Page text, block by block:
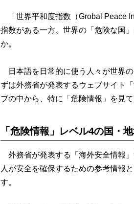
「世界平和度指数（Grobal Peace
指数がある一方、世界の「危険な国
か。
日本語を日常的に使う人々が世界
ずは外務省が発表するウェブサイト
ブの中から、特に「危険情報」を見て
「危険情報」レベル4の国・
外務省が発表する「海外安全情報
人が安全を確保するための参考情報
す。